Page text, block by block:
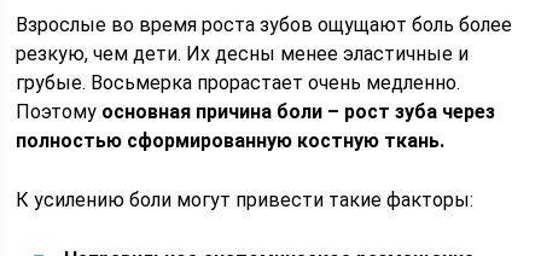
Взрослые во время роста зубов ощущают боль более
резкую, чем дети. Их десны менее эластичные и
грубые. Восьмерка прорастает очень медленно.
Поэтому основная причина боли – рост зуба через
полностью сформированную костную ткань.
К усилению боли могут привести такие факторы: